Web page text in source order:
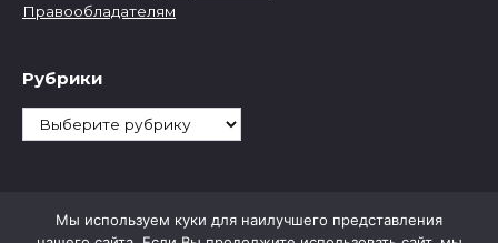
Правообладателям
Рубрики
Рубрики
Мы используем куки для наилучшего представления